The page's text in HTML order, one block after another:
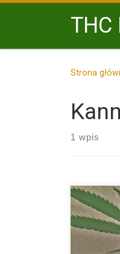
Przejdź do treściTHC
Strona
1 wpis
CBD,